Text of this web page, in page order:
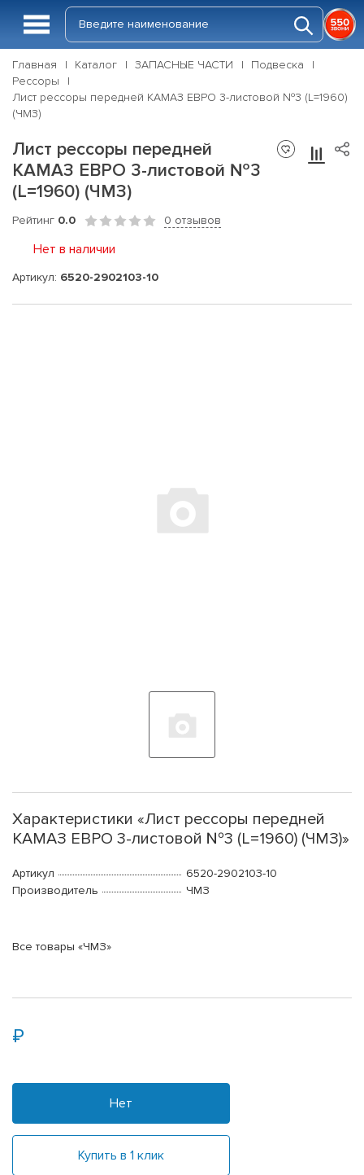
Главная Каталог ЗАПАСНЫЕ ЧАСТИ
Подвеска
Рессоры
Лист рессоры передней КАМАЗ ЕВРО 3-листовой №3 (L=1960)
(ЧМЗ)
Лист рессоры передней
КАМАЗ ЕВРО 3-листовой №3
(L=1960) (ЧМЗ)
Рейтинг 0.0 0 отзывов
Нет в наличии
Артикул: 6520-2902103-10
Характеристики «Лист рессоры передней
КАМАЗ ЕВРО 3-листовой №3 (L=1960) (ЧМЗ)»
Артикул
6520-2902103-10
Производитель
ЧМЗ
Все товары «ЧМЗ»
Нет
Купить в 1 клик